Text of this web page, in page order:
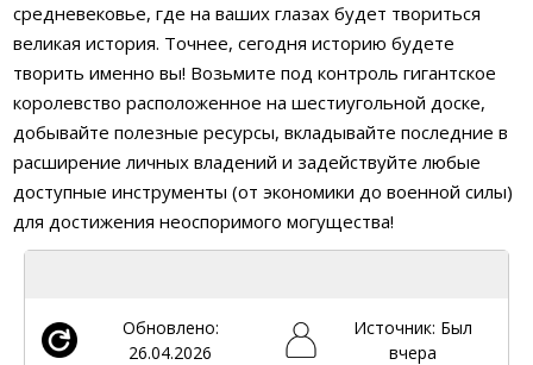
средневековье, где на ваших глазах будет твориться
великая история. Точнее, сегодня историю будете
творить именно вы! Возьмите под контроль гигантское
королевство расположенное на шестиугольной доске,
добывайте полезные ресурсы, вкладывайте последние в
расширение личных владений и задействуйте любые
доступные инструменты (от экономики до военной силы)
для достижения неоспоримого могущества!
Обновлено:
26.04.2026
Источник: Был
вчера